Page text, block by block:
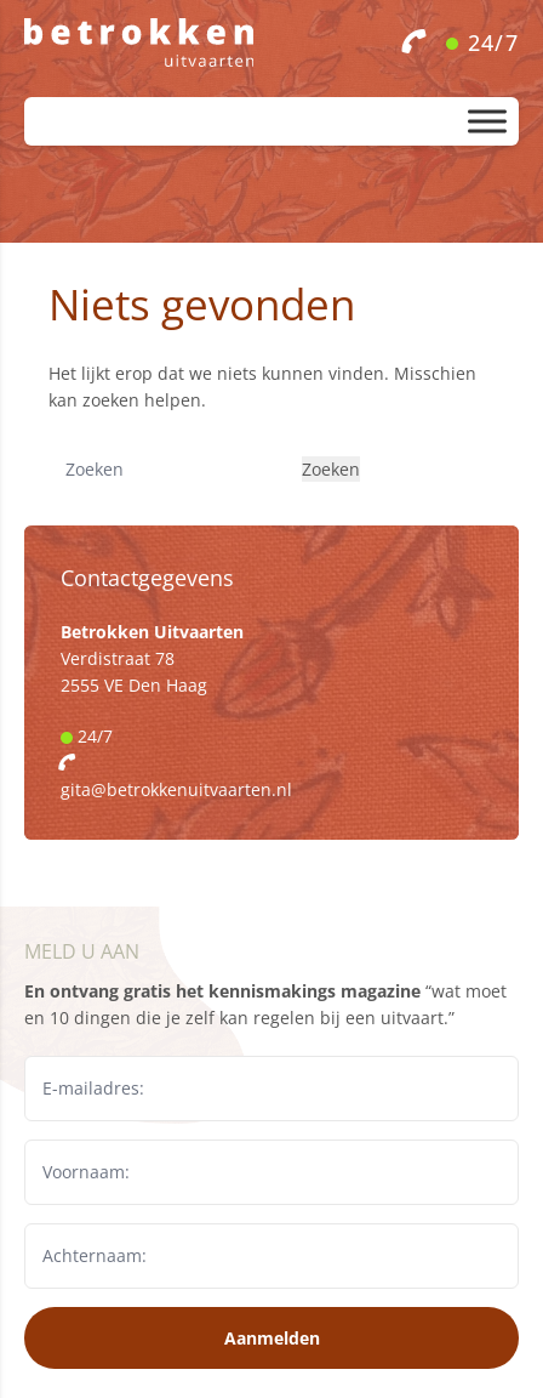
24/7
Niets gevonden
Het lijkt erop dat we niets kunnen vinden. Misschien
kan zoeken helpen.
Contactgegevens
Betrokken Uitvaarten
Verdistraat 78
2555 VE Den Haag
24/7
gita@betrokkenuitvaarten.nl
MELD U AAN
En ontvang gratis het kennismakings magazine “wat moet
en 10 dingen die je zelf kan regelen bij een uitvaart.”
Aanmelden